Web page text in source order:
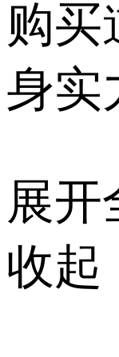
购买
身实
展开
收起